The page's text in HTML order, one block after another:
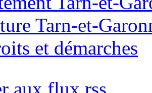
Tarn-et-
et démarches